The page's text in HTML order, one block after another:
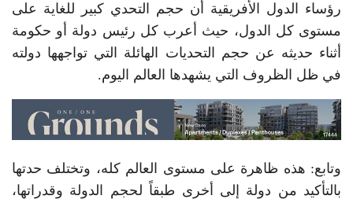
رؤساء الدول الأفريقية أن حجم التحدي كبير للغاية على
مستوى كل الدول، حيث أعرب كل رئيس دولة أو حكومة
أثناء حديثه عن حجم التحديات الهائلة التي تواجهها دولته
في ظل الظروف التي يشهدها العالم اليوم.
وتابع: هذه ظاهرة على مستوى العالم كله، وتختلف حدتها
بالتأكيد من دولة إلى أخرى طبقاً لحجم الدولة وقدراتها،